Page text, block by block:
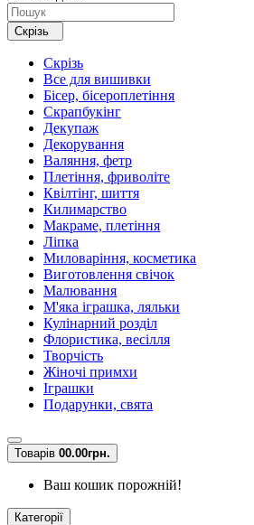
Скрізь
Скрізь
Все для вишивки
Бісер, бісероплетіння
Скрапбукінг
Декупаж
Декорування
Валяння, фетр
Плетіння, фриволіте
Квілтінг, шиття
Килимарство
Макраме, плетіння
Ліпка
Миловаріння, косметика
Виготовлення свічок
Малювання
М'яка іграшка, ляльки
Кулінарний розділ
Флористика, весілля
Творчість
Жіночі примхи
Іграшки
Подарунки, свята
Товарів 00.00грн.
Ваш кошик порожній!
Категорії